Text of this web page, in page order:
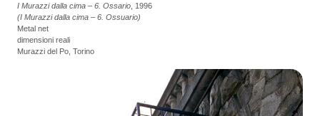
I Murazzi dalla cima – 6. Ossario , 1996
(I Murazzi dalla cima – 6. Ossuario)
Metal net
dimensioni reali
Murazzi del Po, Torino